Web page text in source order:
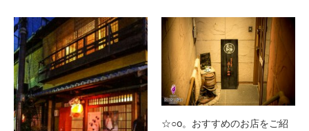
☆○o。おすすめのお店をご紹